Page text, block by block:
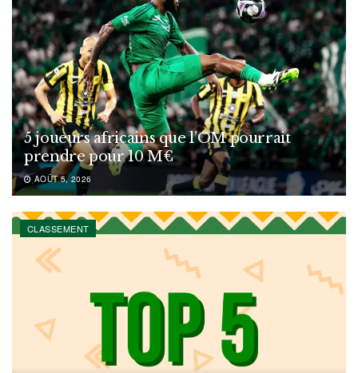
5 joueurs africains que l’OM pourrait
prendre pour 10 M€
AOÛT 5, 2026
CLASSEMENT